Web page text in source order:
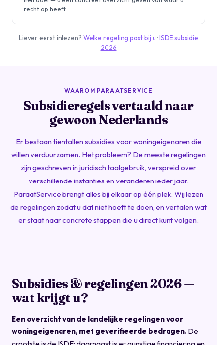
recht op heeft
Liever eerst inlezen? Welke regeling past bij u ·ISDE subsidie
2026
WAAROM PARAATSERVICE
Subsidieregels vertaald naar
gewoon Nederlands
Er bestaan tientallen subsidies voor woningeigenaren die
willen verduurzamen. Het probleem? De meeste regelingen
zijn geschreven in juridisch taalgebruik, verspreid over
verschillende instanties en veranderen ieder jaar.
ParaatService brengt alles bij elkaar op één plek. Wij lezen
de regelingen zodat u dat niet hoeft te doen, en vertalen wat
er staat naar concrete stappen die u direct kunt volgen.
Subsidies & regelingen 2026 —
wat krijgt u?
Een overzicht van de landelijke regelingen voor
woningeigenaren, met geverifieerde bedragen. De